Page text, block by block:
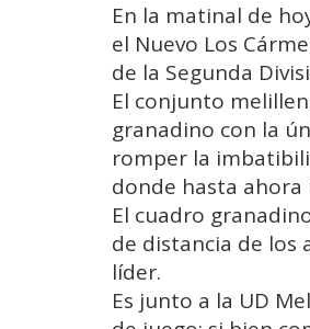
En la matinal de
el Nuevo Los
de la Segunda
El conjunto
granadino con la
romper la
donde hasta ahora
El cuadro
de distancia de los
líder.
Es junto a la UD